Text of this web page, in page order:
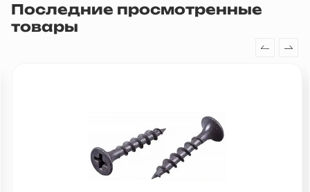
Последние просмотренные
товары